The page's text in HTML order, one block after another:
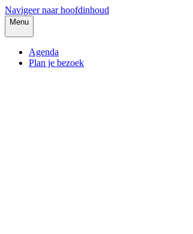
Navigeer naar hoofdinhoud
Menu
Agenda
Plan je bezoek